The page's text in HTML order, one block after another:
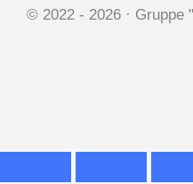
© 2022 - 2026 · Gruppe